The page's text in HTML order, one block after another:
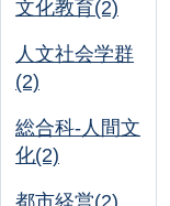
文化教育(2)
人文社会学群
(2)
総合科-人間文
化(2)
都市経営(2)